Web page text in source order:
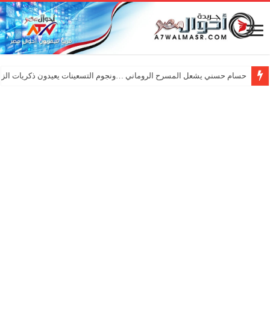
حسام حسني يشعل المسرح الروماني …ونجوم التسعينات يعيدون ذكريات